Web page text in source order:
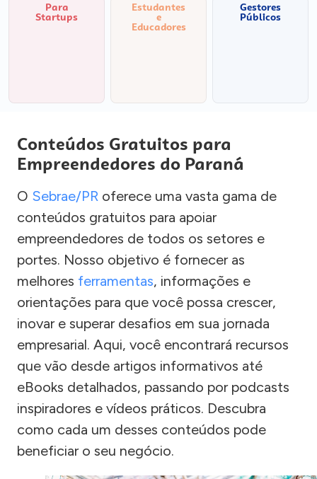
Para
Startups
Estudantes
e
Educadores
Gestores
Públicos
Conteúdos Gratuitos para
Empreendedores do Paraná
O Sebrae/PR oferece uma vasta gama de
conteúdos gratuitos para apoiar
empreendedores de todos os setores e
portes. Nosso objetivo é fornecer as
melhores ferramentas, informações e
orientações para que você possa crescer,
inovar e superar desafios em sua jornada
empresarial. Aqui, você encontrará recursos
que vão desde artigos informativos até
eBooks detalhados, passando por podcasts
inspiradores e vídeos práticos. Descubra
como cada um desses conteúdos pode
beneficiar o seu negócio.